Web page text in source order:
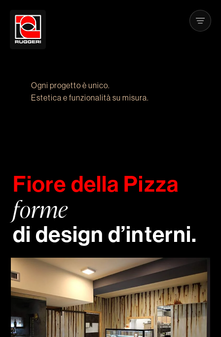
Fiore della Pizza
forme
di design d’interni.
Ogni progetto è unico.
Estetica e funzionalità su misura.